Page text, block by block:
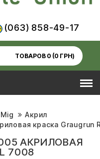
(063) 858-49-17
ТОВАРОВ 0 (0 ГРН)
Акрил
краска Graugrun
АКРИЛОВАЯ
7008